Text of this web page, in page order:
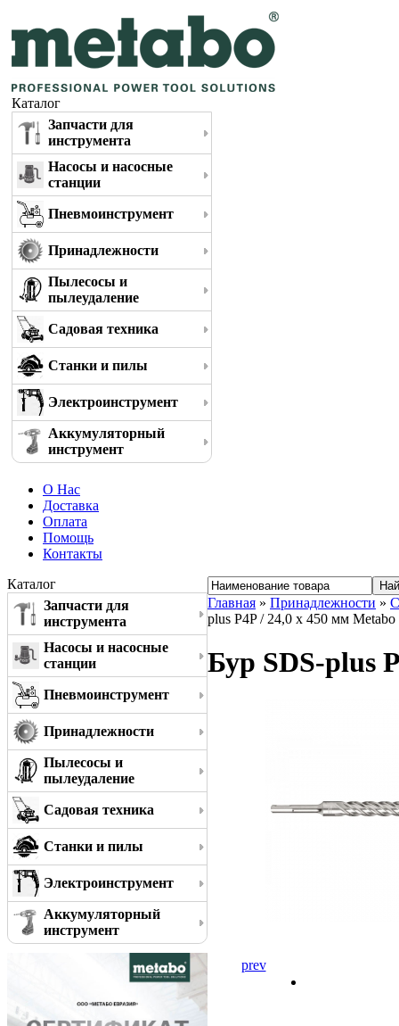
Каталог
Запчасти для
инструмента
Насосы и насосные
станции
Пневмоинструмент
Принадлежности
Пылесосы и
пылеудаление
Садовая техника
Станки и пилы
Электроинструмент
Аккумуляторный
инструмент
О Нас
Доставка
Оплата
Помощь
Контакты
Каталог
Запчасти для
инструмента
Насосы и насосные
станции
Пневмоинструмент
Принадлежности
Пылесосы и
пылеудаление
Садовая техника
Станки и пилы
Электроинструмент
Аккумуляторный
инструмент
Главная » Принадлежности »
plus P4P / 24,0 x 450 мм Metabo
Бур SDS-plus
prev